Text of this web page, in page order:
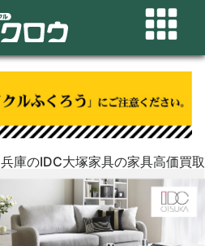
兵庫のIDC大塚家具の家具高価買取